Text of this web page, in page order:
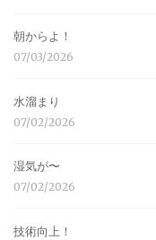
朝からよ！
07/03/2026
水溜まり
07/02/2026
湿気が〜
07/02/2026
技術向上！